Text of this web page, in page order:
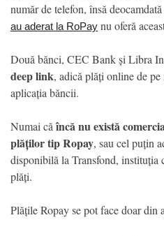
număr de telefon, însă
au aderat la RoPay nu oferă
Două bănci, CEC Bank și Libra
deep link, adică plăți online de
aplicația băncii.
Numai căîncă nu există
plăților tip Ropay, sau cel puțin
disponibilă la Transfond, instituția
plăți.
Plățile Ropay se pot face doar din